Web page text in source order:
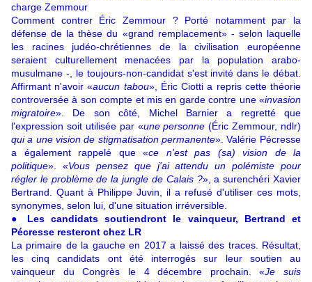
charge Zemmour
Comment contrer Éric Zemmour ? Porté notamment par la
défense de la thèse du «grand remplacement» - selon laquelle
les racines judéo-chrétiennes de la civilisation européenne
seraient culturellement menacées par la population arabo-
musulmane -, le toujours-non-candidat s'est invité dans le débat.
Affirmant n'avoir «aucun tabou», Éric Ciotti a repris cette théorie
controversée à son compte et mis en garde contre une «invasion
migratoire». De son côté, Michel Barnier a regretté que
l'expression soit utilisée par «une personne(Éric Zemmour, ndlr)
qui a une vision de stigmatisation permanente». Valérie Pécresse
a également rappelé que «ce n'est pas (sa) vision de la
politique». «Vous pensez que j'ai attendu un polémiste pour
régler le problème de la jungle de Calais ?», a surenchéri Xavier
Bertrand. Quant à Philippe Juvin, il a refusé d'utiliser ces mots,
synonymes, selon lui, d'une situation irréversible.
● Les candidats soutiendront le vainqueur, Bertrand et
Pécresse resteront chez LR
La primaire de la gauche en 2017 a laissé des traces. Résultat,
les cinq candidats ont été interrogés sur leur soutien au
vainqueur du Congrès le 4 décembre prochain. «Je suis